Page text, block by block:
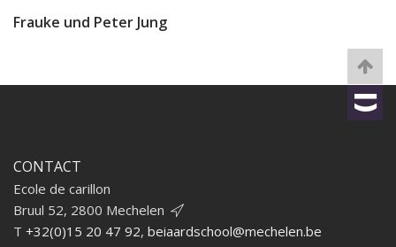
Frauke und Peter Jung
CONTACT
Ecole de carillon
Bruul 52, 2800 Mechelen
T +32(0)15 20 47 92, beiaardschool@mechelen.be